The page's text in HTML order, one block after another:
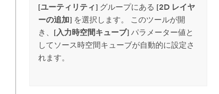
[ユーティリティ]グループにある [2D レイヤ
ーの追加]を選択します。 このツールが開
き、 [入力時空間キューブ]パラメーター値と
してソース時空間キューブが自動的に設定さ
れます。